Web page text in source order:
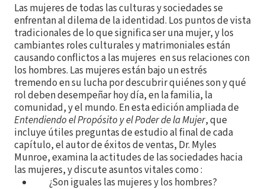
Las mujeres de todas las culturas y sociedades se
enfrentan al dilema de la identidad. Los puntos de vista
tradicionales de lo que significa ser una mujer, y los
cambiantes roles culturales y matrimoniales están
causando conflictos a las mujeres en sus relaciones con
los hombres. Las mujeres están bajo un estrés
tremendo en su lucha por descubrir quiénes son y qué
rol deben desempeñar hoy día, en la familia, la
comunidad, y el mundo. En esta edición ampliada de
Entendiendo elPropósito y el Poder de la Mujer, que
incluye útiles preguntas de estudio al final de cada
capítulo, el autor de éxitos de ventas, Dr. Myles
Munroe, examina la actitudes de las sociedades hacia
las mujeres, y discute asuntos vitales como :
¿Son iguales las mujeres y los hombres?